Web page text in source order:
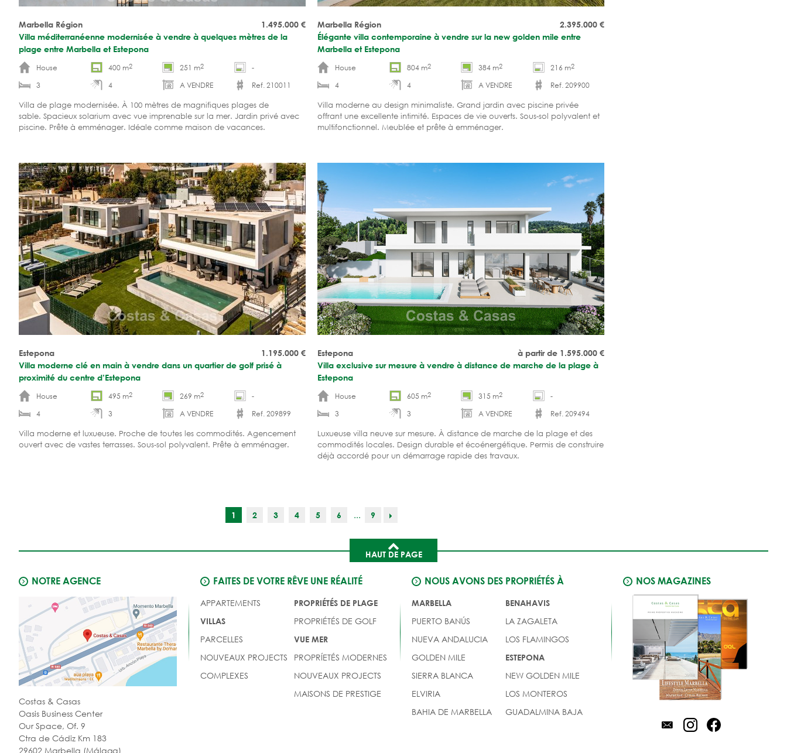
1.495.000 €
Marbella Région
Villa méditerranéenne modernisée à vendre à quelques mètres de la
plage entre Marbella et Estepona
House
400 m2 251 m2
-
3
4 A VENDRE
Ref. 210011
Villa de plage modernisée. À 100 mètres de magnifiques plages de
sable. Spacieux solarium avec vue imprenable sur la mer. Jardin privé avec
piscine. Prête à emménager. Idéale comme maison de vacances.
2.395.000 €
Marbella Région
Élégante villa contemporaine à vendre sur la new golden mile entre
Marbella et Estepona
House
804 m2 384 m2 216 m2
4 4 A VENDRE
Ref. 209900
Villa moderne au design minimaliste. Grand jardin avec piscine privée
offrant une excellente intimité. Espaces de vie ouverts. Sous-sol polyvalent et
multifonctionnel. Meublée et prête à emménager.
1.195.000 €
Estepona
Villa moderne clé en main à vendre dans un quartier de golf prisé à
proximité du centre d’Estepona
House
495 m2 269 m2
-
4
3 A VENDRE
Ref. 209899
Villa moderne et luxueuse. Proche de toutes les commodités. Agencement
ouvert avec de vastes terrasses. Sous-sol polyvalent. Prête à emménager.
à partir de 1.595.000 €
Estepona
Villa exclusive sur mesure à vendre à distance de marche de la plage à
Estepona
House
605 m2 315 m2
-
3
3 A VENDRE
Ref. 209494
Luxueuse villa neuve sur mesure. À distance de marche de la plage et des
commodités locales. Design durable et écoénergétique. Permis de construire
déjà accordé pour un démarrage rapide des travaux.
1 2 3 4 5 6 ... 9
HAUT DE PAGE
NOTRE AGENCE
Costas & Casas
Oasis Business Center
Our Space, Of. 9
Ctra de Cádiz Km 183
29602 Marbella (Málaga)
FAITES DE VOTRE RÊVE UNE RÉALITÉ
APPARTEMENTS
VILLAS
PARCELLES
NOUVEAUX PROJECTS
COMPLEXES
PROPRIÉTÉS DE PLAGE
PROPRIÉTÉS DE GOLF
VUE MER
PROPRÍETÉS MODERNES
NOUVEAUX PROJECTS
MAISONS DE PRESTIGE
NOUS AVONS DES PROPRIÉTÉS À
MARBELLA
PUERTO BANÚS
NUEVA ANDALUCIA
GOLDEN MILE
SIERRA BLANCA
ELVIRIA
BAHIA DE MARBELLA
BENAHAVIS
LA ZAGALETA
LOS FLAMINGOS
ESTEPONA
NEW GOLDEN MILE
LOS MONTEROS
GUADALMINA BAJA
NOS MAGAZINES